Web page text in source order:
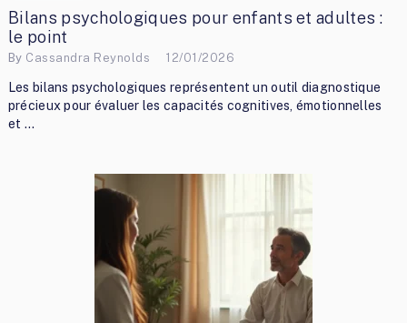
Bilans psychologiques pour enfants et adultes :
le point
By Cassandra Reynolds 12/01/2026
Les bilans psychologiques représentent un outil diagnostique
précieux pour évaluer les capacités cognitives, émotionnelles
et …